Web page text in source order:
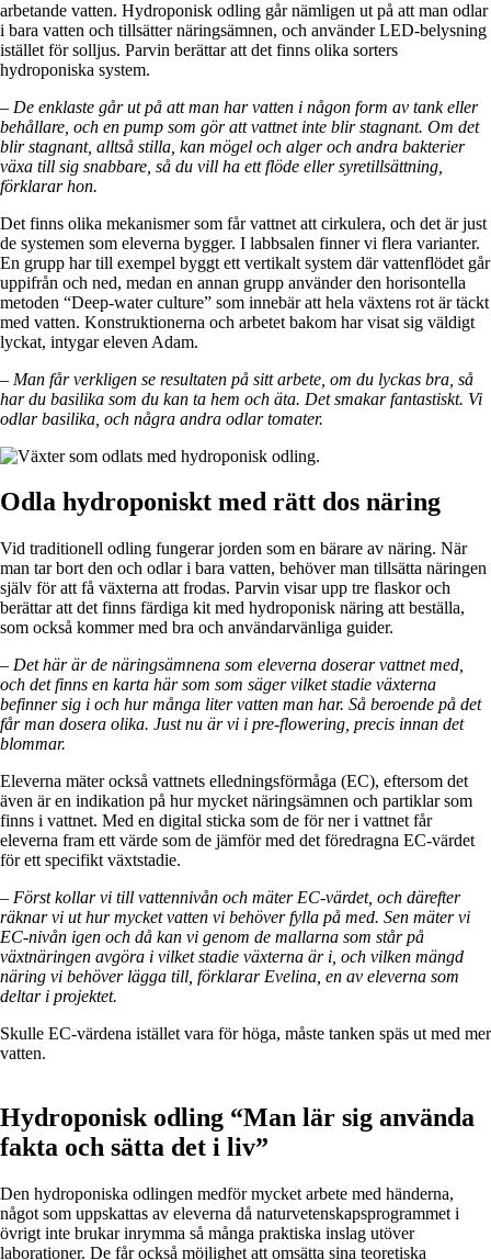
arbetande vatten. Hydroponisk odling går nämligen ut på att man odlar
i bara vatten och tillsätter näringsämnen, och använder LED-belysning
istället för solljus. Parvin berättar att det finns olika sorters
hydroponiska system.
– De enklaste går ut på att man har vatten i någon form av tank eller
behållare, och en pump som gör att vattnet inte blir stagnant. Om det
blir stagnant, alltså stilla, kan mögel och alger och andra bakterier
växa till sig snabbare, så du vill ha ett flöde eller syretillsättning,
förklarar hon.
Det finns olika mekanismer som får vattnet att cirkulera, och det är just
de systemen som eleverna bygger. I labbsalen finner vi flera varianter.
En grupp har till exempel byggt ett vertikalt system där vattenflödet går
uppifrån och ned, medan en annan grupp använder den horisontella
metoden “Deep-water culture” som innebär att hela växtens rot är täckt
med vatten. Konstruktionerna och arbetet bakom har visat sig väldigt
lyckat, intygar eleven Adam.
– Man får verkligen se resultaten på sitt arbete, om du lyckas bra, så
har du basilika som du kan ta hem och äta. Det smakar fantastiskt. Vi
odlar basilika, och några andra odlar tomater.
Odla hydroponiskt med rätt dos näring
Vid traditionell odling fungerar jorden som en bärare av näring. När
man tar bort den och odlar i bara vatten, behöver man tillsätta näringen
själv för att få växterna att frodas. Parvin visar upp tre flaskor och
berättar att det finns färdiga kit med hydroponisk näring att beställa,
som också kommer med bra och användarvänliga guider.
– Det här är de näringsämnena som eleverna doserar vattnet med,
och det finns en karta här som som säger vilket stadie växterna
befinner sig i och hur många liter vatten man har. Så beroende på det
får man dosera olika. Just nu är vi i pre-flowering, precis innan det
blommar.
Eleverna mäter också vattnets elledningsförmåga (EC), eftersom det
även är en indikation på hur mycket näringsämnen och partiklar som
finns i vattnet. Med en digital sticka som de för ner i vattnet får
eleverna fram ett värde som de jämför med det föredragna EC-värdet
för ett specifikt växtstadie.
– Först kollar vi till vattennivån och mäter EC-värdet, och därefter
räknar vi ut hur mycket vatten vi behöver fylla på med. Sen mäter vi
EC-nivån igen och då kan vi genom de mallarna som står på
växtnäringen avgöra i vilket stadie växterna är i, och vilken mängd
näring vi behöver lägga till, förklarar Evelina, en av eleverna som
deltar i projektet.
Skulle EC-värdena istället vara för höga, måste tanken späs ut med mer
vatten.
Hydroponisk odling “Man lär sig använda
fakta och sätta det i liv”
Den hydroponiska odlingen medför mycket arbete med händerna,
något som uppskattas av eleverna då naturvetenskapsprogrammet i
övrigt inte brukar inrymma så många praktiska inslag utöver
laborationer. De får också möjlighet att omsätta sina teoretiska